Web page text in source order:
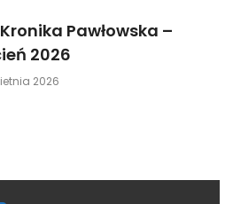
Pawłowska –
2026
2026